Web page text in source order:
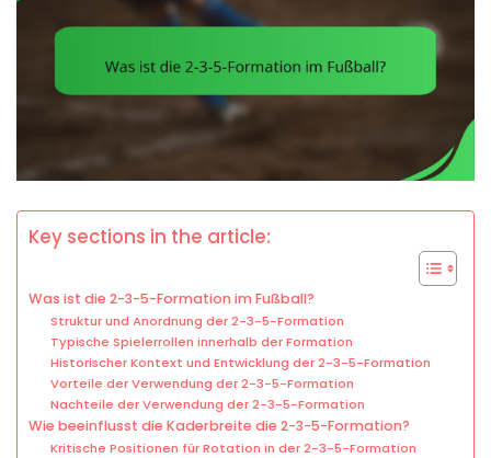
Key sections in the article:
Was ist die 2-3-5-Formation im Fußball?
Struktur und Anordnung der 2-3-5-Formation
Typische Spielerrollen innerhalb der Formation
Historischer Kontext und Entwicklung der 2-3-5-Formation
Vorteile der Verwendung der 2-3-5-Formation
Nachteile der Verwendung der 2-3-5-Formation
Wie beeinflusst die Kaderbreite die 2-3-5-Formation?
Kritische Positionen für Rotation in der 2-3-5-Formation